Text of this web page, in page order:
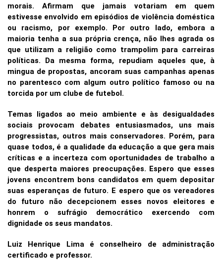
morais. Afirmam que jamais votariam em quem
estivesse envolvido em episódios de violência doméstica
ou racismo, por exemplo. Por outro lado, embora a
maioria tenha a sua própria crença, não lhes agrada os
que utilizam a religião como trampolim para carreiras
políticas. Da mesma forma, repudiam aqueles que, à
mingua de propostas, ancoram suas campanhas apenas
no parentesco com algum outro político famoso ou na
torcida por um clube de futebol.
Temas ligados ao meio ambiente e às desigualdades
sociais provocam debates entusiasmados, uns mais
progressistas, outros mais conservadores. Porém, para
quase todos, é a qualidade da educação a que gera mais
críticas e a incerteza com oportunidades de trabalho a
que desperta maiores preocupações. Espero que esses
jovens encontrem bons candidatos em quem depositar
suas esperanças de futuro. E espero que os vereadores
do futuro não decepcionem esses novos eleitores e
honrem o sufrágio democrático exercendo com
dignidade os seus mandatos.
Luiz Henrique Lima é conselheiro de administração
certificado e professor.